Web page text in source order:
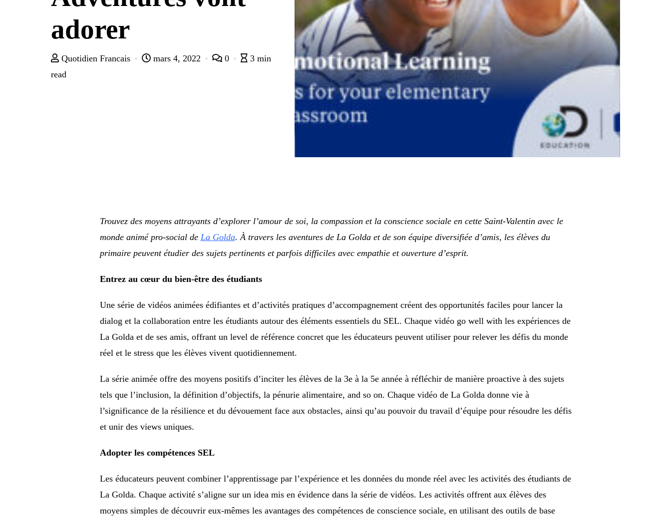
adorer
Quotidien Francais mars 4, 2022 0
3 min
read
Trouvez des moyens attrayants d’explorer l’amour de soi, la compassion et la conscience sociale en cette Saint-Valentin avec le
monde animé pro-social de La Golda. À travers les aventures de La Golda et de son équipe diversifiée d’amis, les élèves du
primaire peuvent étudier des sujets pertinents et parfois difficiles avec empathie et ouverture d’esprit.
Entrez au cœur du bien-être des étudiants
Une série de vidéos animées édifiantes et d’activités pratiques d’accompagnement créent des opportunités faciles pour lancer la
dialog et la collaboration entre les étudiants autour des éléments essentiels du SEL. Chaque vidéo go well with les expériences de
La Golda et de ses amis, offrant un level de référence concret que les éducateurs peuvent utiliser pour relever les défis du monde
réel et le stress que les élèves vivent quotidiennement.
La série animée offre des moyens positifs d’inciter les élèves de la 3e à la 5e année à réfléchir de manière proactive à des sujets
tels que l’inclusion, la définition d’objectifs, la pénurie alimentaire, and so on. Chaque vidéo de La Golda donne vie à
l’significance de la résilience et du dévouement face aux obstacles, ainsi qu’au pouvoir du travail d’équipe pour résoudre les défis
et unir des views uniques.
Adopter les compétences SEL
Les éducateurs peuvent combiner l’apprentissage par l’expérience et les données du monde réel avec les activités des étudiants de
La Golda. Chaque activité s’aligne sur un idea mis en évidence dans la série de vidéos. Les activités offrent aux élèves des
moyens simples de découvrir eux-mêmes les avantages des compétences de conscience sociale, en utilisant des outils de base